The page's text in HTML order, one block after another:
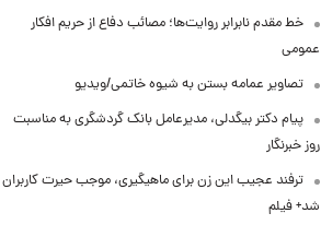
خط مقدم نابرابر روایت‌ها؛ مصائب دفاع از حریم افکار
عمومی
تصاویر عمامه بستن به شیوه خاتمی/ویدیو
پیام دکتر بیگدلی، مدیرعامل بانک گردشگری به مناسبت
روز خبرنگار
ترفند عجیب این زن برای ماهیگیری، موجب حیرت کاربران
شد+ فیلم